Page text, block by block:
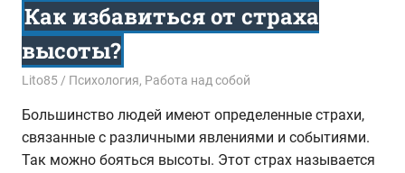
Как избавиться от страха
высоты?
15.10.2017
Lito85 Психология, Работа над собой
Большинство людей имеют определенные страхи,
связанные с различными явлениями и событиями.
Так можно бояться высоты. Этот страх называется